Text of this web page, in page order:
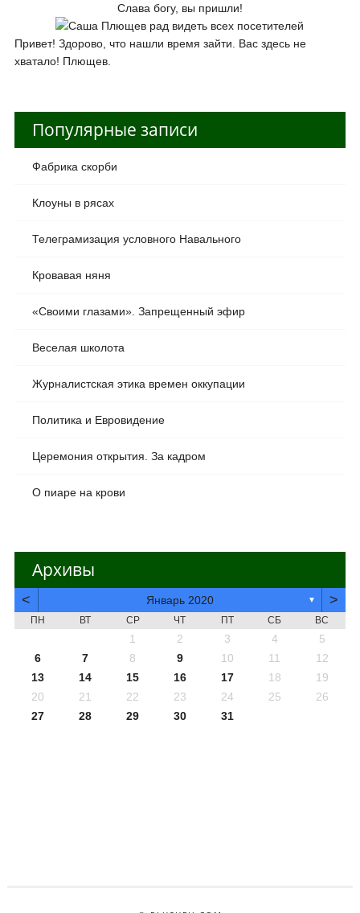
Слава богу, вы пришли!
Привет! Здорово, что нашли время зайти. Вас здесь не
хватало! Плющев.
Популярные записи
Фабрика скорби
Клоуны в рясах
Телеграмизация условного Навального
Кровавая няня
«Своими глазами». Запрещенный эфир
Веселая школота
Журналистская этика времен оккупации
Политика и Евровидение
Церемония открытия. За кадром
О пиаре на крови
Архивы
< Январь 2020 ▼ >
ПН ВТ СР ЧТ ПТ СБ ВС
1 2 3 4
5
6
7 8 9 10 11
12
13
14 15 16 17 18
19
20
21 22 23 24 25
26
27
28 29 30 31